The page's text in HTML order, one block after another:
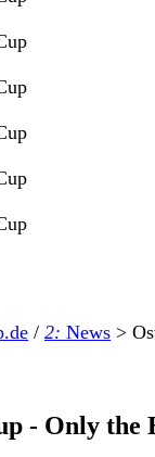
/ 2: News >
- Only the